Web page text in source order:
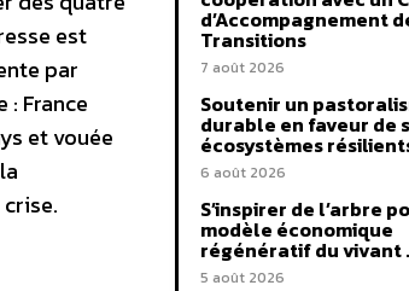
est
par
France
et vouée
d’Accompagnement
Transitions
7 août 2026
Soutenir un
durable en faveur de
écosystèmes
6 août 2026
S’inspirer de l’arbre
modèle économique
régénératif du vivant
5 août 2026